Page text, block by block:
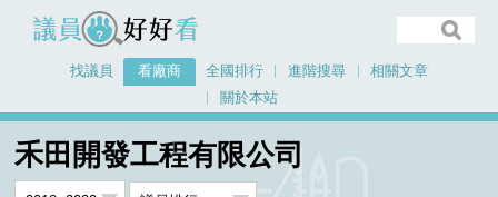
議員好好看
找議員 看廠商 全國排行 進階搜尋
相關文章
關於本站
禾田開發工程有限公司